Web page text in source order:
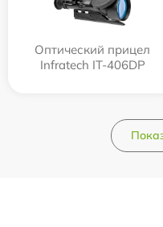
Оптический прицел
Infratech IT-406DP